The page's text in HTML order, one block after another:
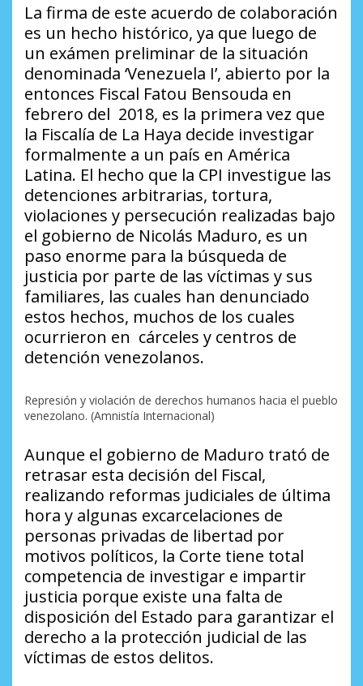
La firma de este acuerdo de colaboración
es un hecho histórico, ya que luego de
un exámen preliminar de la situación
denominada ‘Venezuela I’, abierto por la
entonces Fiscal Fatou Bensouda en
febrero del 2018, es la primera vez que
la Fiscalía de La Haya decide investigar
formalmente a un país en América
Latina. El hecho que la CPI investigue las
detenciones arbitrarias, tortura,
violaciones y persecución realizadas bajo
el gobierno de Nicolás Maduro, es un
paso enorme para la búsqueda de
justicia por parte de las víctimas y sus
familiares, las cuales han denunciado
estos hechos, muchos de los cuales
ocurrieron en cárceles y centros de
detención venezolanos.
Represión y violación de derechos humanos hacia el pueblo
venezolano. (Amnistía Internacional)
Aunque el gobierno de Maduro trató de
retrasar esta decisión del Fiscal,
realizando reformas judiciales de última
hora y algunas excarcelaciones de
personas privadas de libertad por
motivos políticos, la Corte tiene total
competencia de investigar e impartir
justicia porque existe una falta de
disposición del Estado para garantizar el
derecho a la protección judicial de las
víctimas de estos delitos.